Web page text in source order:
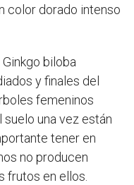
color dorado intenso
biloba
y finales del
femeninos
una vez están
tener en
no producen
frutos en ellos.